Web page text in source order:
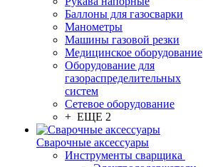
Баллоны для газосварки
Манометры
Машины газовой резки
Медицинское оборудование
Оборудование для
газораспределительных
систем
Сетевое оборудование
+ ЕЩЕ 2
Сварочные аксессуары
Инструменты сварщика